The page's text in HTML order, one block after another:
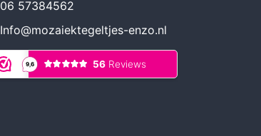
06 57384562
Info@mozaiektegeltjes-enzo.nl